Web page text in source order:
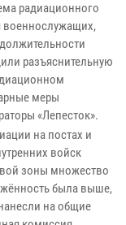
радиационного
военнослужащих,
разъяснительную
меры
«Лепесток».
на постах и
войск
зоны множество
была выше,
на общие